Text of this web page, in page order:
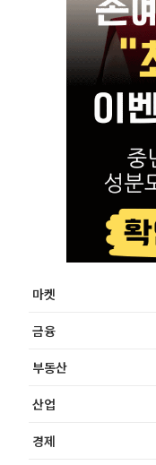
마켓
금융
부동산
산업
경제